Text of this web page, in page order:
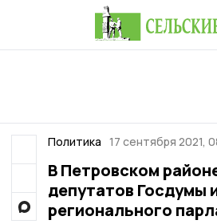
Политика 17 сентября 2021,
В Петровском
депутатов Госдумы
регионального